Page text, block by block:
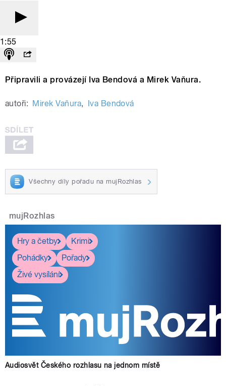
1:55
Připravili a provázejí Iva Bendová a Mirek Vaňura.
autoři: Mirek Vaňura, Iva Bendová
Všechny díly pořadu na mujRozhlas
mujRozhlas
Hry a četby
Krimi
Pohádky
Pořady
Živé vysílání
Audiosvět Českého rozhlasu na jednom místě